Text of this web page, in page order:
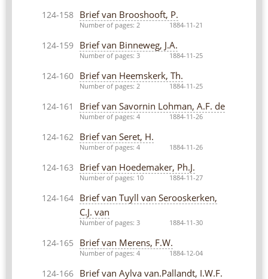
124-158 Brief van Brooshooft, P.
Number of pages: 2 1884-11-21
124-159 Brief van Binneweg, J.A.
Number of pages: 3 1884-11-25
124-160 Brief van Heemskerk, Th.
Number of pages: 2 1884-11-25
124-161 Brief van Savornin Lohman, A.F. de
Number of pages: 4 1884-11-26
124-162 Brief van Seret, H.
Number of pages: 4 1884-11-26
124-163 Brief van Hoedemaker, Ph.J.
Number of pages: 10 1884-11-27
124-164
Brief van Tuyll van Serooskerken,
C.J. van
Number of pages: 3 1884-11-30
124-165 Brief van Merens, F.W.
Number of pages: 4 1884-12-04
124-166 Brief van Aylva van.Pallandt, I.W.F.